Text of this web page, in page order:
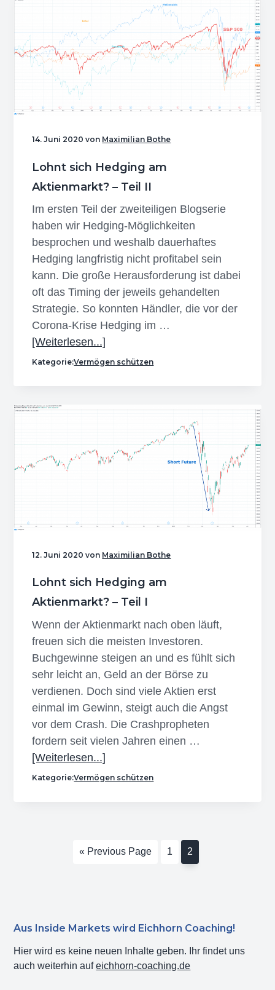
Banktypen
für
den
Vermögensschutz
14. Juni 2020 von Maximilian Bothe
Lohnt sich Hedging am
Aktienmarkt? – Teil II
Im ersten Teil der zweiteiligen Blogserie
haben wir Hedging-Möglichkeiten
besprochen und weshalb dauerhaftes
Hedging langfristig nicht profitabel sein
kann. Die große Herausforderung ist dabei
oft das Timing der jeweils gehandelten
Strategie. So konnten Händler, die vor der
Corona-Krise Hedging im …
[Weiterlesen...]
zum
Aktienmarkt?
Kategorie:Vermögen schützen
12. Juni 2020 von Maximilian Bothe
Lohnt sich Hedging am
Aktienmarkt? – Teil I
Wenn der Aktienmarkt nach oben läuft,
freuen sich die meisten Investoren.
Buchgewinne steigen an und es fühlt sich
sehr leicht an, Geld an der Börse zu
verdienen. Doch sind viele Aktien erst
einmal im Gewinn, steigt auch die Angst
vor dem Crash. Die Crashpropheten
fordern seit vielen Jahren einen …
[Weiterlesen...]
zum
am
Kategorie:Vermögen schützen
« Go
Previous Page Seite
1 Seite
2
Haupt-
Sidebar
Aus Inside Markets wird Eichhorn Coaching!
Hier wird es keine neuen Inhalte geben. Ihr findet uns
auch weiterhin aufeichhorn-coaching.de